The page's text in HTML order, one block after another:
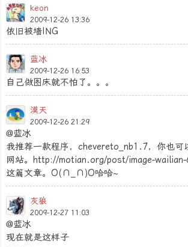
keon
2009-12-26 13:36
依旧被墙ING
蓝冰
2009-12-26 16:53
自己做图床就不怕了。。。
漠天
2009-12-26 21:29
@蓝冰
我推荐一款程序，chevereto_nb1.7，你也可
网站。http://motian.org/post/image-
这篇文章。O(∩_∩)O哈哈~
灰狼
2009-12-27 11:03
@蓝冰
现在就是这样子